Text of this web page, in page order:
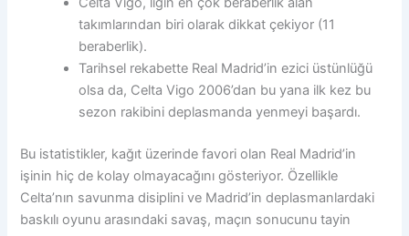
takımlarından biri olarak dikkat çekiyor (11
beraberlik).
Tarihsel rekabette Real Madrid’in ezici üstünlüğü
olsa da, Celta Vigo 2006’dan bu yana ilk kez bu
sezon rakibini deplasmanda yenmeyi başardı.
Bu istatistikler, kağıt üzerinde favori olan Real Madrid’in
işinin hiç de kolay olmayacağını gösteriyor. Özellikle
Celta’nın savunma disiplini ve Madrid’in deplasmanlardaki
baskılı oyunu arasındaki savaş, maçın sonucunu tayin